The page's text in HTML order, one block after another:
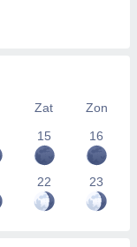
Zat
Zon
15 16
22 23